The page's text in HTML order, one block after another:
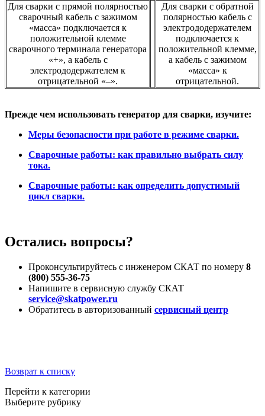
Для сварки с прямой полярностью
сварочный кабель с зажимом
«масса» подключается к
положительной клемме
сварочного терминала генератора
«+», а кабель с
электрододержателем к
отрицательной «–».
Для сварки с обратной
полярностью кабель с
электрододержателем
подключается к
положительной клемме,
а кабель с зажимом
«масса» к
отрицательной.
Прежде чем использовать генератор для сварки, изучите:
Меры безопасности при работе в режиме сварки.
Сварочные работы: как правильно выбрать силу
тока.
Сварочные работы: как определить допустимый
цикл сварки.
Остались вопросы?
Проконсультируйтесь с инженером СКАТ по номеру 8
(800) 555-36-75
Напишите в сервисную службу СКАТ
service@skatpower.ru
Обратитесь в авторизованный сервисный центр
Возврат к списку
Перейти к категории
Выберите рубрику